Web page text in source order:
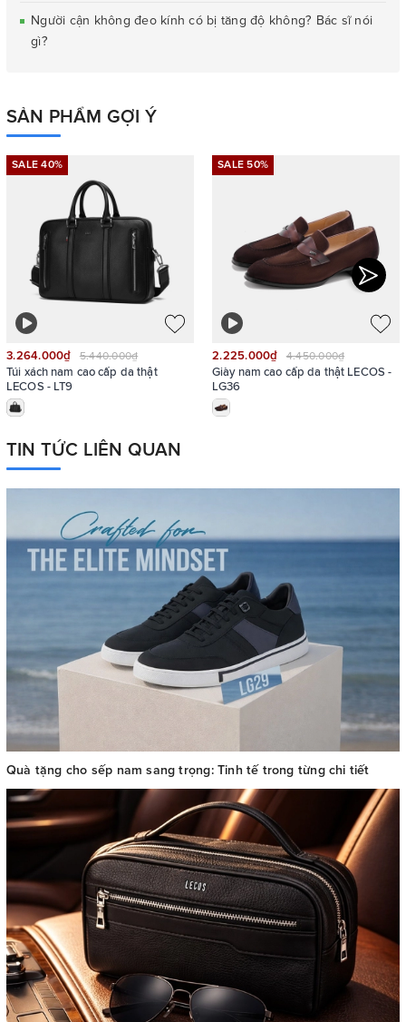
Người cận không đeo kính có bị tăng độ không? Bác sĩ nói
gì?
SẢN PHẨM GỢI Ý
SALE 40%
3.264.000₫ 5.440.000₫
Túi xách nam cao cấp da thật
LECOS - LT9
SALE 50%
2.225.000₫ 4.450.000₫
Giày nam cao cấp da thật LECOS -
LG36
TIN TỨC LIÊN QUAN
Quà tặng cho sếp nam sang trọng: Tinh tế trong từng chi tiết